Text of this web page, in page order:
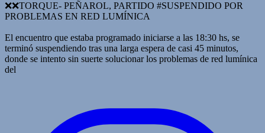
❌️❌TORQUE- PEÑAROL, PARTIDO #SUSPENDIDO POR
PROBLEMAS EN RED LUMÍNICA
El encuentro que estaba programado iniciarse a las 18:30 hs, se
terminó suspendiendo tras una larga espera de casi 45 minutos,
donde se intento sin suerte solucionar los problemas de red lumínica
del